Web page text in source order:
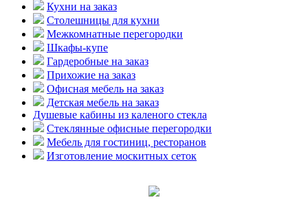
Кухни на заказ
Столешницы для кухни
Межкомнатные перегородки
Шкафы-купе
Гардеробные на заказ
Прихожие на заказ
Офисная мебель на заказ
Детская мебель на заказ
Душевые кабины из каленого стекла
Стеклянные офисные перегородки
Мебель для гостиниц, ресторанов
Изготовление москитных сеток